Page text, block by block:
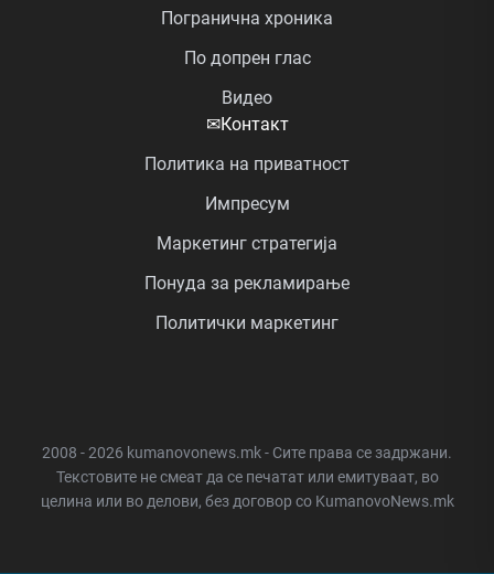
Погранична хроника
По допрен глас
Видео
✉Контакт
Политика на приватност
Импресум
Маркетинг стратегија
Понуда за рекламирање
Политички маркетинг
2008 - 2026 kumanovonews.mk - Сите права се задржани.
Текстовите не смеат да се печатат или емитуваат, во
целина или во делови, без договор со KumanovoNews.mk